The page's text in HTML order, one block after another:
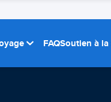
FAQSoutien à